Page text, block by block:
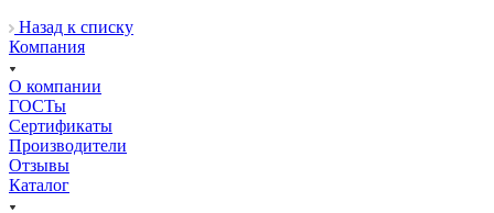
Назад к списку
Компания
О компании
ГОСТы
Сертификаты
Производители
Отзывы
Каталог